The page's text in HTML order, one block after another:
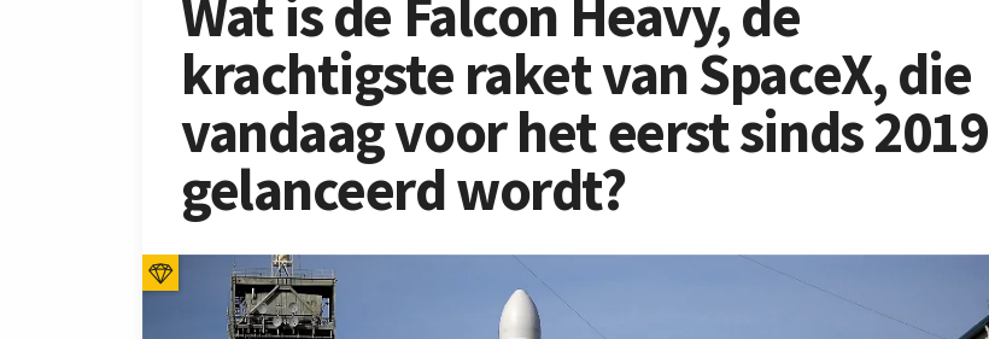
Wat is de Falcon Heavy, de
krachtigste raket van SpaceX, die
vandaag voor het eerst sinds 2019
gelanceerd wordt?